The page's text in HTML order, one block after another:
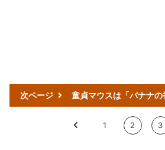
次ページ 童貞マウスは「バナナ
< 1 2 3